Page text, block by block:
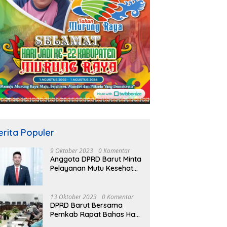
Populer
9 Oktober 2023 0 Komentar
Anggota DPRD Barut Minta
Pelayanan Mutu Kesehatan
13 Oktober 2023 0 Komentar
DPRD Barut Bersama
Pemkab Rapat Bahas Hasil